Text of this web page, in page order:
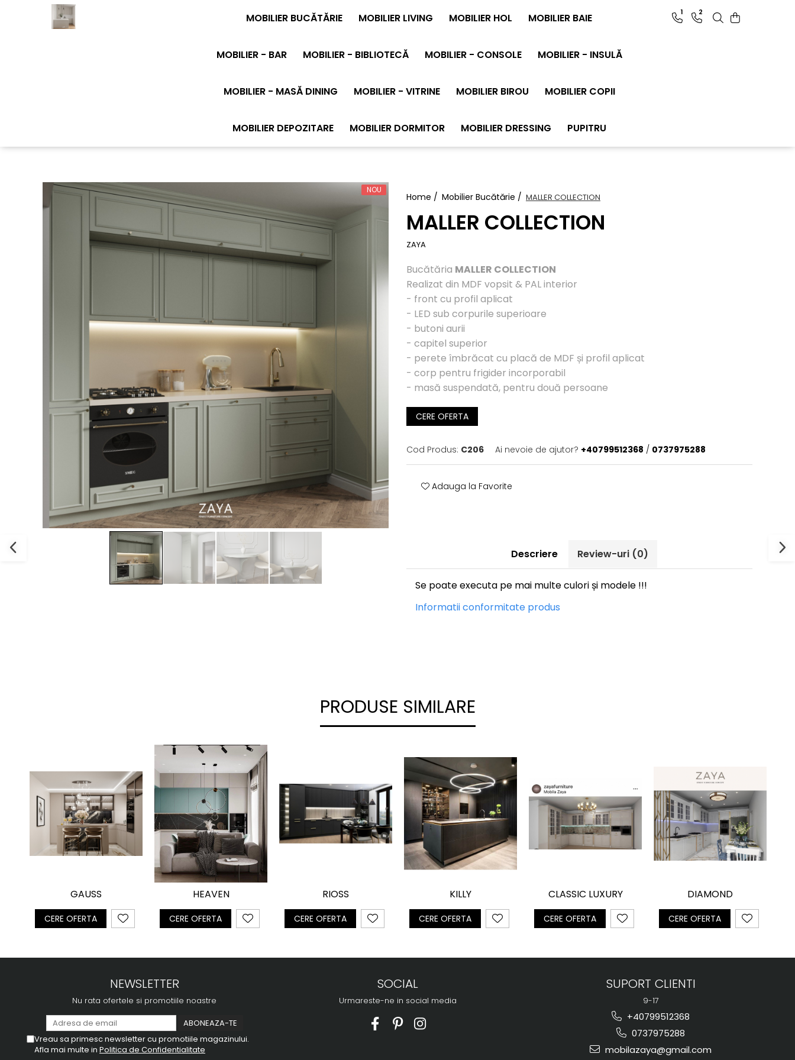
MOBILIER BUCĂTĂRIE MOBILIER LIVING MOBILIER HOL MOBILIER BAIE
MOBILIER - BAR MOBILIER - BIBLIOTECĂ MOBILIER - CONSOLE MOBILIER - INSULĂ
MOBILIER - MASĂ DINING MOBILIER - VITRINE MOBILIER BIROU MOBILIER COPII
MOBILIER DEPOZITARE MOBILIER DORMITOR MOBILIER DRESSING PUPITRU
1 2
Home / Mobilier Bucătărie / MALLER COLLECTION
MALLER COLLECTION
ZAYA
NOU
Bucătăria MALLER COLLECTION
Realizat din MDF vopsit & PAL interior
- front cu profil aplicat
- LED sub corpurile superioare
- butoni aurii
- capitel superior
- perete îmbrăcat cu placă de MDF și profil aplicat
- corp pentru frigider incorporabil
- masă suspendată, pentru două persoane
CERE OFERTA
Cod Produs: C206 Ai nevoie de ajutor? +40799512368 / 0737975288
Adauga la Favorite
Descriere Review-uri (0)
Se poate executa pe mai multe culori și modele !!!
Informatii conformitate produs
PRODUSE SIMILARE
GAUSS
CERE OFERTA
HEAVEN
CERE OFERTA
RIOSS
CERE OFERTA
KILLY
CERE OFERTA
CLASSIC LUXURY
CERE OFERTA
DIAMOND
CERE OFERTA
NEWSLETTER
Nu rata ofertele si promotiile noastre
Vreau sa primesc newsletter cu promotiile magazinului.
Afla mai multe in Politica de Confidentialitate
SOCIAL
Urmareste-ne in social media
SUPORT CLIENTI
9-17
+40799512368
0737975288
mobilazaya@gmail.com